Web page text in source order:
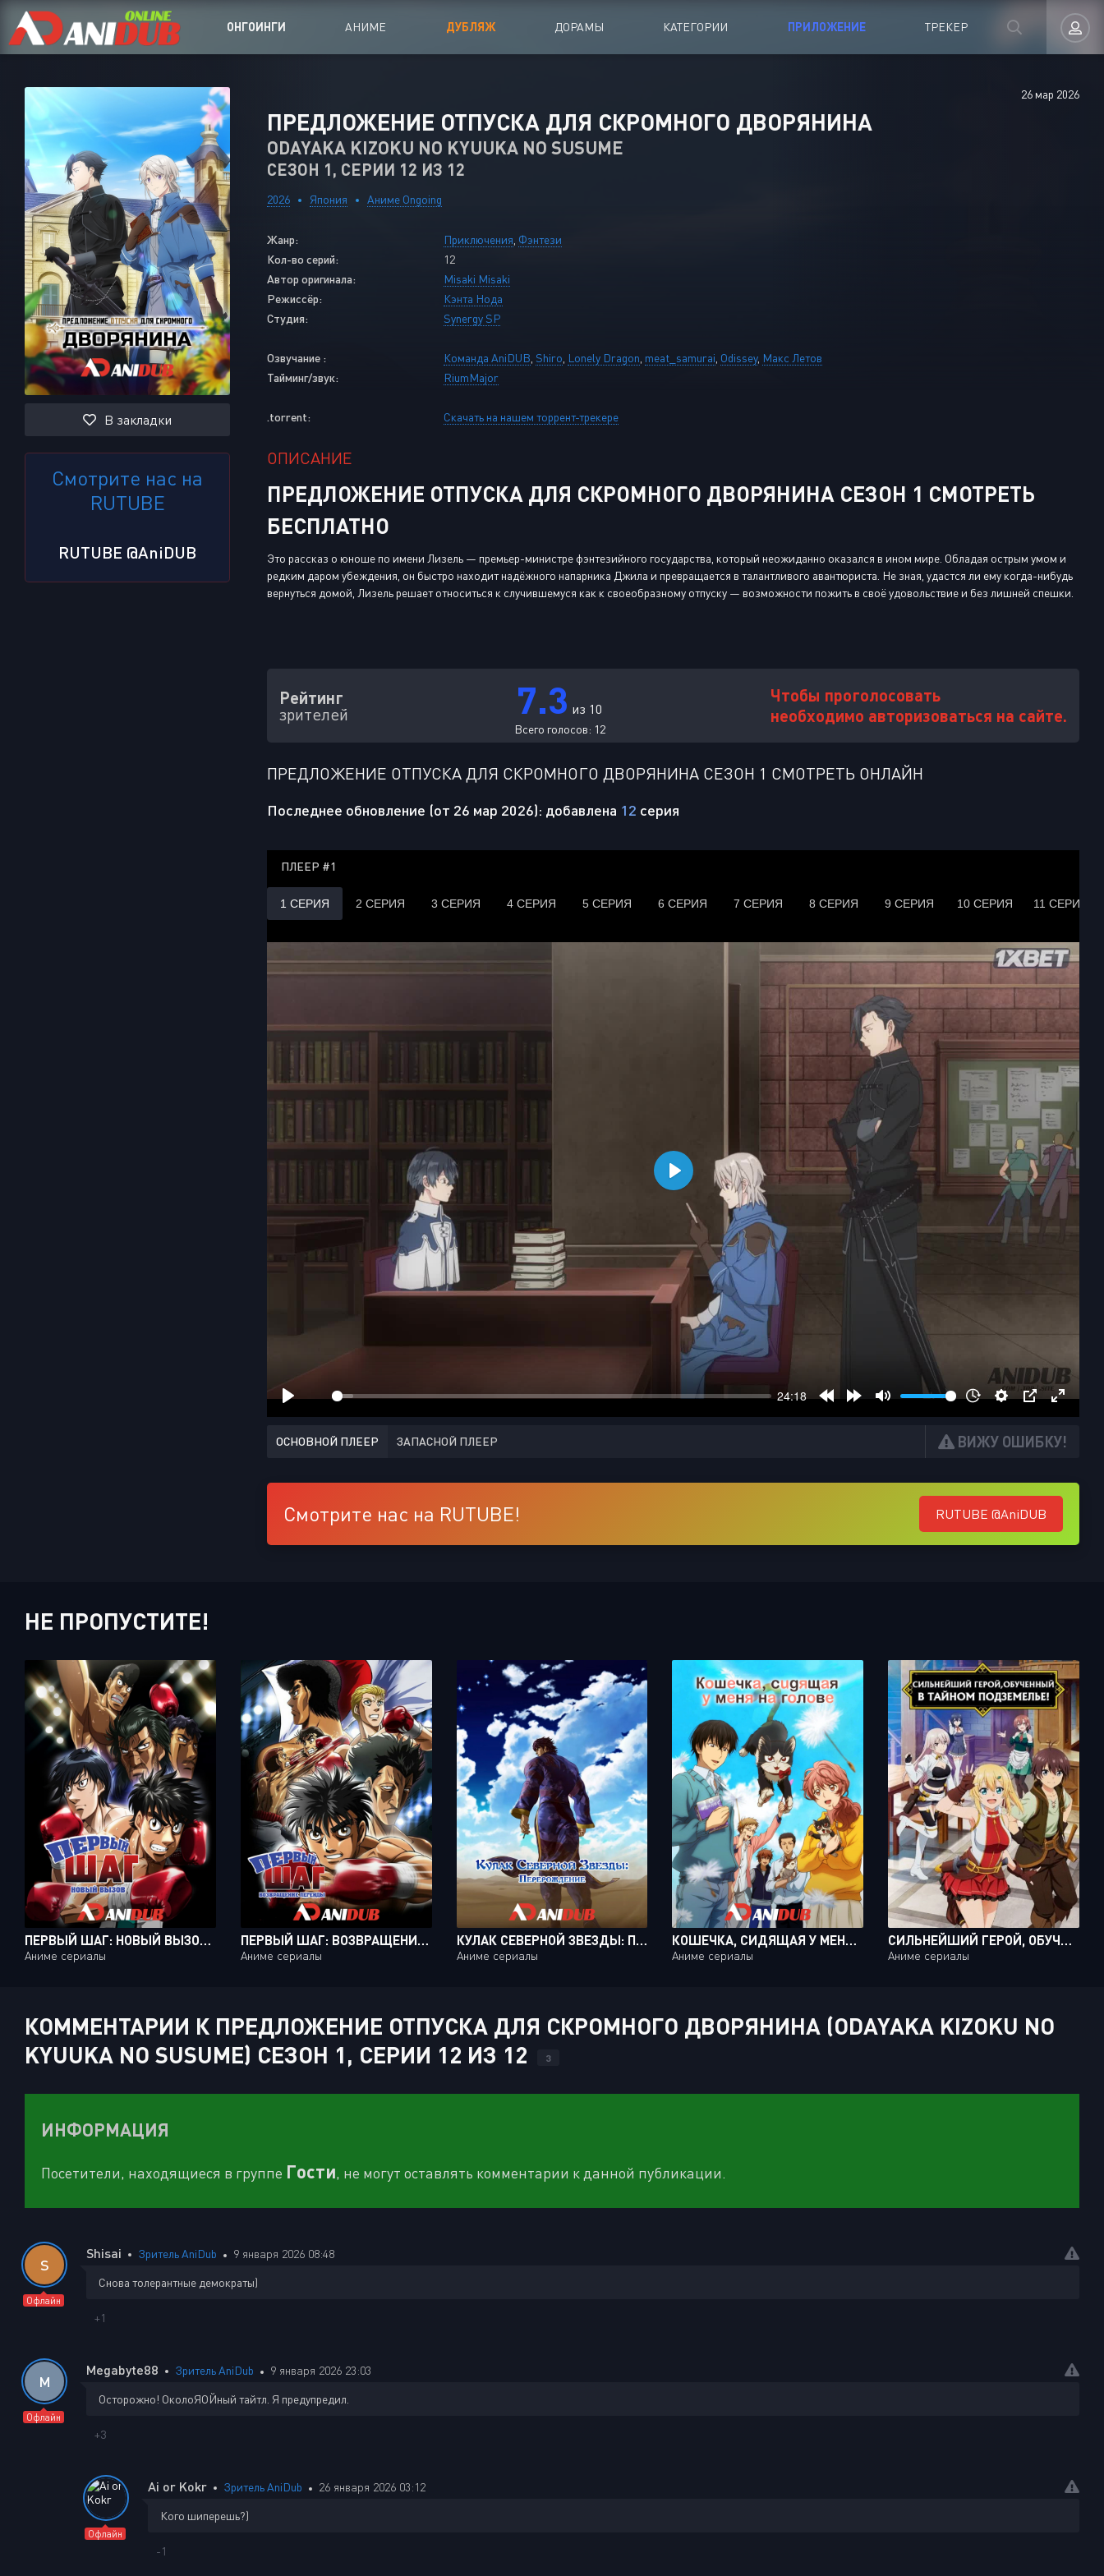
ОНГОИНГИ АНИМЕ ДУБЛЯЖ ДОРАМЫ КАТЕГОРИИ
Аниме сериалы
Аниме Ongoing
Аниме OVA
Аниме ONA
Аниме Фильмы
Азиатские фильмы
ПРИЛОЖЕНИЕ ТРЕКЕР
Авторизация
В закладки
Смотрите нас на
RUTUBE
RUTUBE @AniDUB
26 мар 2026
ПРЕДЛОЖЕНИЕ ОТПУСКА ДЛЯ СКРОМНОГО ДВОРЯНИНА
ODAYAKA KIZOKU NO KYUUKA NO SUSUME
СЕЗОН 1, СЕРИИ 12 ИЗ 12
2026 Япония Аниме Ongoing
Жанр: Приключения Фэнтези
Кол-во серий:
12
Автор оригинала:
Misaki Misaki
Режиссёр:
Кэнта Нода
Студия:
Synergy SP
Озвучание : Команда AniDUB Shiro Lonely Dragon meat_samurai Odissey, Макс Летов
Тайминг/звук:
RiumMajor
.torrent: Скачать на нашем торрент-трекере
ОПИСАНИЕ
ПРЕДЛОЖЕНИЕ ОТПУСКА ДЛЯ СКРОМНОГО ДВОРЯНИНА СЕЗОН 1 СМОТРЕТЬ
БЕСПЛАТНО
Это рассказ о юноше по имени Лизель — премьер-министре фэнтезийного государства, который неожиданно оказался в ином мире. Обладая острым умом и
редким даром убеждения, он быстро находит надёжного напарника Джила и превращается в талантливого авантюриста. Не зная, удастся ли ему когда-нибудь
вернуться домой, Лизель решает относиться к случившемуся как к своеобразному отпуску — возможности пожить в своё удовольствие и без лишней спешки.
Рейтинг
зрителей 7.3 из 10
Всего голосов: 12
Чтобы проголосовать
необходимо авторизоваться на сайте.
ПРЕДЛОЖЕНИЕ ОТПУСКА ДЛЯ СКРОМНОГО ДВОРЯНИНА СЕЗОН 1 СМОТРЕТЬ ОНЛАЙН
Последнее обновление (от 26 мар 2026): добавлена 12 серия
ПЛЕЕР #1
ОСНОВНОЙ ПЛЕЕР ЗАПАСНОЙ ПЛЕЕР ВИЖУ ОШИБКУ!
Смотрите нас на RUTUBE! RUTUBE @AniDUB
НЕ ПРОПУСТИТЕ!
ПЕРВЫЙ ШАГ: НОВЫЙ ВЫЗОВ / HAJIME NO IPPO: NEW CHALLENGER [26 ИЗ 26 ]
Аниме сериалы
ПЕРВЫЙ ШАГ: ВОЗВРАЩЕНИЕ ЛЕГЕНДЫ / HAJIME NO IPPO: THE FIGHTING! RISING [25 ИЗ 25]
Аниме сериалы
КУЛАК СЕВЕРНОЙ ЗВЕЗДЫ: ПЕРЕРОЖДЕНИЕ [ТВ-2] / SOUTEN NO KEN: REGENESIS 2ND SEASON [12 ИЗ 12]
Аниме сериалы
КОШЕЧКА, СИДЯЩАЯ У МЕНЯ НА ГОЛОВЕ / DOUKYONIN WA HIZA, TOKIDOKI, ATAMA NO UE. [12 ИЗ 12]
Аниме сериалы
СИЛЬНЕЙШИЙ ГЕРОЙ, ОБУЧЕННЫЙ В ТАЙНОМ ПОДЗЕМЕЛЬЕ! / ORE DAKE HAIRERU KAKUSHI DUNGEON [12 ИЗ 12]
Аниме сериалы
КОММЕНТАРИИ К ПРЕДЛОЖЕНИЕ ОТПУСКА ДЛЯ СКРОМНОГО ДВОРЯНИНА (ODAYAKA KIZOKU NO
KYUUKA NO SUSUME) СЕЗОН 1, СЕРИИ 12 ИЗ 12
3
ИНФОРМАЦИЯ
Посетители, находящиеся в группе Гости, не могут оставлять комментарии к данной публикации.
S
Офлайн
Shisai Зритель AniDub 9 января 2026 08:48
Снова толерантные демократы)
+1
M
Офлайн
Megabyte88 Зритель AniDub 9 января 2026 23:03
Осторожно! ОколоЯОЙный тайтл. Я предупредил.
+3
Офлайн
Ai or Kokr Зритель AniDub 26 января 2026 03:12
Кого шиперешь?)
-1